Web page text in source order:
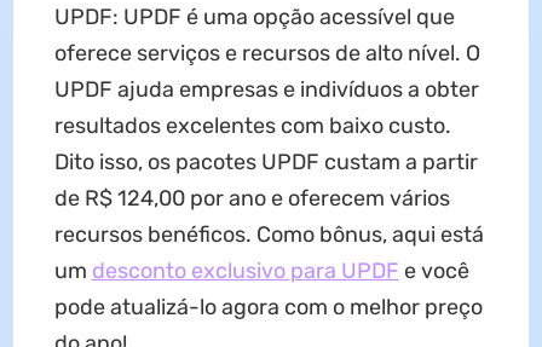
UPDF: UPDF é uma opção acessível que
oferece serviços e recursos de alto nível. O
UPDF ajuda empresas e indivíduos a obter
resultados excelentes com baixo custo.
Dito isso, os pacotes UPDF custam a partir
de R$ 124,00 por ano e oferecem vários
recursos benéficos. Como bônus, aqui está
um desconto exclusivo para UPDF e você
pode atualizá-lo agora com o melhor preço